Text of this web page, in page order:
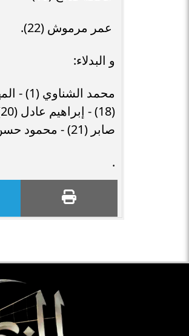
عمر مرموش (22).
و البدلاء:
صابر (21) - محمود حسن " تريزيجيه" (7). سجلتم أسمائكم بحروف من نوروصولكم إلي دور 16
.